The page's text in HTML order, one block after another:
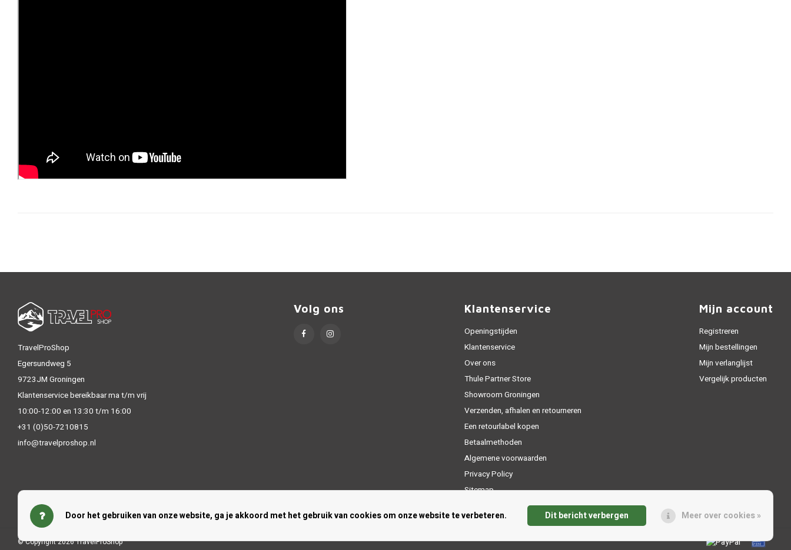
TravelProShop
Egersundweg 5
9723JM Groningen
Klantenservice bereikbaar ma t/m vrij
10:00-12:00 en 13:30 t/m 16:00
+31 (0)50-7210815
info@travelproshop.nl
Volg ons Klantenservice
Openingstijden
Klantenservice
Over ons
Thule Partner Store
Showroom Groningen
Verzenden, afhalen en retourneren
Een retourlabel kopen
Betaalmethoden
Algemene voorwaarden
Privacy Policy
Sitemap
Mijn account
Registreren
Mijn bestellingen
Mijn verlanglijst
Vergelijk producten
© Copyright 2026 TravelProShop
Door het gebruiken van onze website, ga je akkoord met het gebruik van cookies om onze website te verbeteren. Dit bericht verbergen Meer over cookies »